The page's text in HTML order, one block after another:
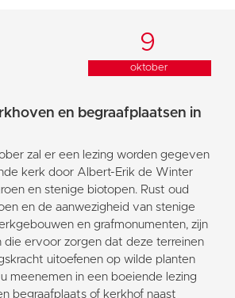
9
oktober
en begraafplaatsen in
zal er een lezing worden gegeven
kerk door Albert-Erik de Winter
en stenige biotopen. Rust oud
en de aanwezigheid van stenige
en grafmonumenten, zijn
die ervoor zorgen dat deze terreinen
uitoefenen op wilde planten
meenemen in een boeiende lezing
begraafplaats of kerkhof naast